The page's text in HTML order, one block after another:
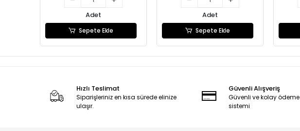
Adet
Sepete Ekle
Adet
Sepete Ekle
Hızlı Teslimat
Siparişleriniz en kısa sürede elinize
ulaşır.
Güvenli Alışveriş
Güvenli ve kolay ödeme
sistemi